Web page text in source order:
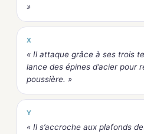
»
X
« Il attaque grâce à ses trois
lance des épines d’acier pour
poussière. »
Y
« Il s’accroche aux plafonds